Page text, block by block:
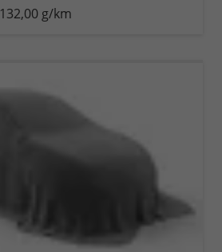
132,00 g/km